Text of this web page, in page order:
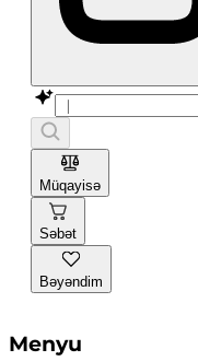
Müqayisə
Səbət
Bəyəndim
Menyu